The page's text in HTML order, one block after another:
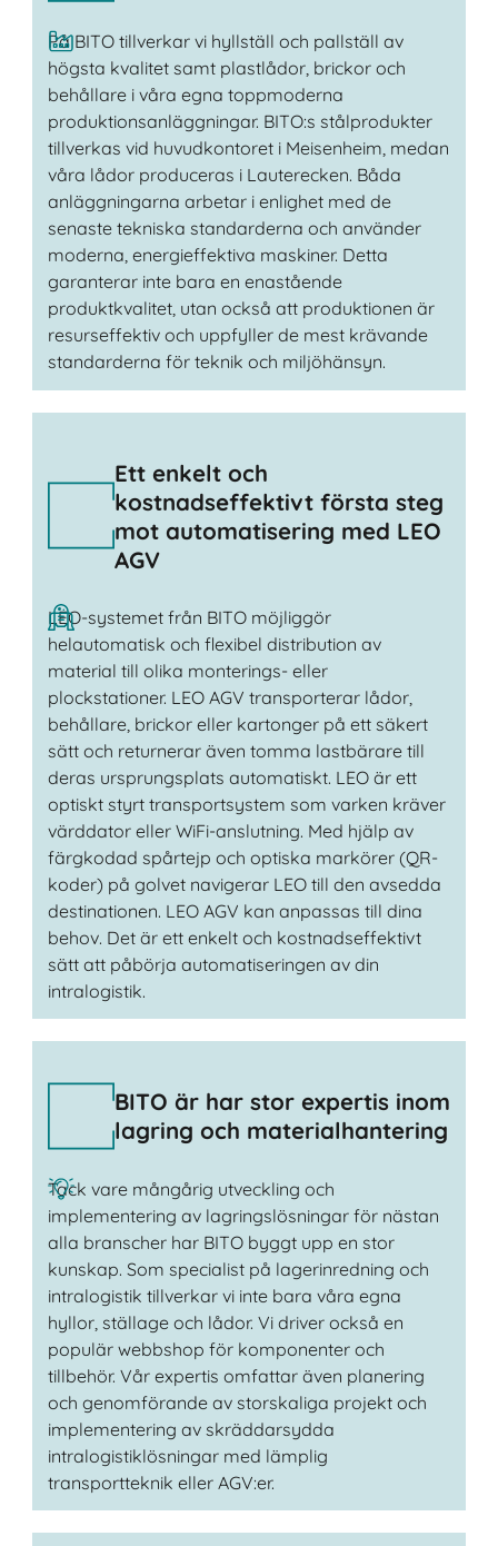
På BITO tillverkar vi hyllställ och pallställ av
högsta kvalitet samt plastlådor, brickor och
behållare i våra egna toppmoderna
produktionsanläggningar. BITO:s stålprodukter
tillverkas vid huvudkontoret i Meisenheim, medan
våra lådor produceras i Lauterecken. Båda
anläggningarna arbetar i enlighet med de
senaste tekniska standarderna och använder
moderna, energieffektiva maskiner. Detta
garanterar inte bara en enastående
produktkvalitet, utan också att produktionen är
resurseffektiv och uppfyller de mest krävande
standarderna för teknik och miljöhänsyn.
Ett enkelt och
kostnadseffektivt första steg
mot automatisering med LEO
AGV
LEO-systemet från BITO möjliggör
helautomatisk och flexibel distribution av
material till olika monterings- eller
plockstationer. LEO AGV transporterar lådor,
behållare, brickor eller kartonger på ett säkert
sätt och returnerar även tomma lastbärare till
deras ursprungsplats automatiskt. LEO är ett
optiskt styrt transportsystem som varken kräver
värddator eller WiFi-anslutning. Med hjälp av
färgkodad spårtejp och optiska markörer (QR-
koder) på golvet navigerar LEO till den avsedda
destinationen. LEO AGV kan anpassas till dina
behov. Det är ett enkelt och kostnadseffektivt
sätt att påbörja automatiseringen av din
intralogistik.
BITO är har stor expertis inom
lagring och materialhantering
Tack vare mångårig utveckling och
implementering av lagringslösningar för nästan
alla branscher har BITO byggt upp en stor
kunskap. Som specialist på lagerinredning och
intralogistik tillverkar vi inte bara våra egna
hyllor, ställage och lådor. Vi driver också en
populär webbshop för komponenter och
tillbehör. Vår expertis omfattar även planering
och genomförande av storskaliga projekt och
implementering av skräddarsydda
intralogistiklösningar med lämplig
transportteknik eller AGV:er.